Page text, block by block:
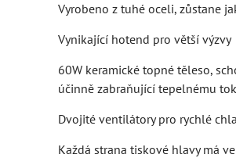
Vyrobeno z tuhé oceli, zůstane
Vynikající hotend pro větší výzvy
60W keramické topné těleso,
účinně zabraňující tepelnému
Dvojité ventilátory pro rychlé
Každá strana tiskové hlavy má